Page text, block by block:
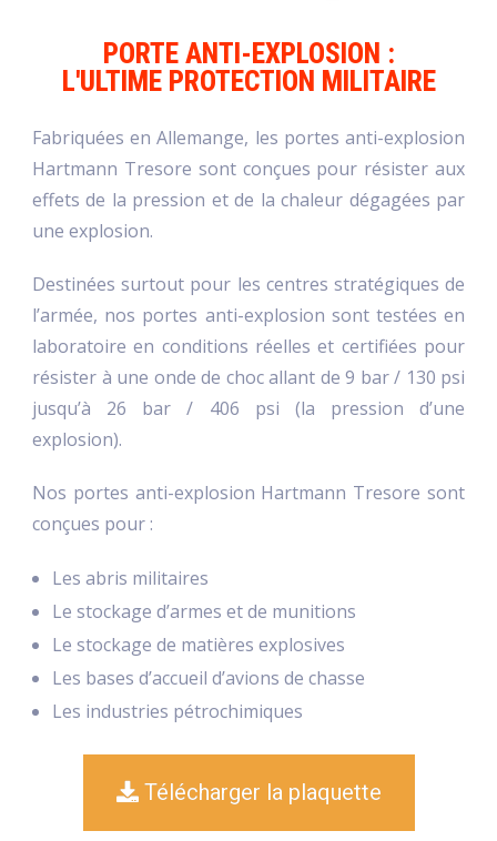
PORTE ANTI-EXPLOSION :
L'ULTIME PROTECTION MILITAIRE
Fabriquées en Allemange, les portes anti-explosion
Hartmann Tresore sont conçues pour résister aux
effets de la pression et de la chaleur dégagées par
une explosion.
Destinées surtout pour les centres stratégiques de
l’armée, nos portes anti-explosion sont testées en
laboratoire en conditions réelles et certifiées pour
résister à une onde de choc allant de 9 bar / 130 psi
jusqu’à 26 bar / 406 psi (la pression d’une
explosion).
Nos portes anti-explosion Hartmann Tresore sont
conçues pour :
Les abris militaires
Le stockage d’armes et de munitions
Le stockage de matières explosives
Les bases d’accueil d’avions de chasse
Les industries pétrochimiques
Télécharger la plaquette